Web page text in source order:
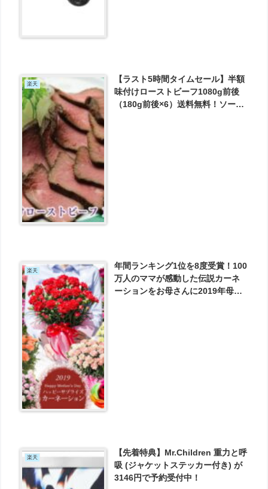
楽天
【ラスト5時間タイムセール】半額
味付けローストビーフ1080g前後
（180g前後×6）送料無料！ソース
楽天
年間ランキング1位を8度受賞！100
万人のママが感動した伝説カーネ
ーションをお母さんに2019年母の
楽天
【先着特典】Mr.Children 重力と呼
吸 (ジャケットステッカー付き) が
3146円で予約受付中！